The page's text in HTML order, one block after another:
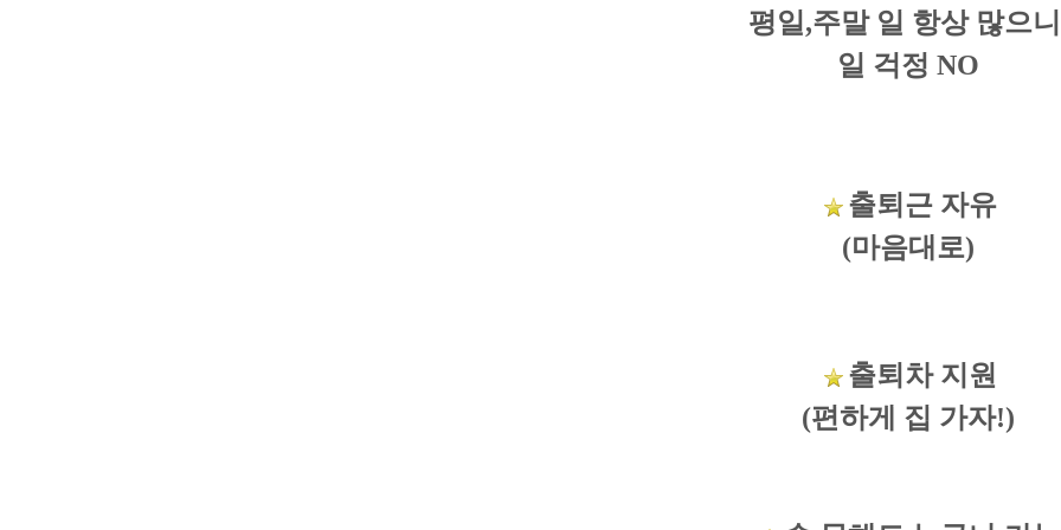
평일,주말 일 항상 많으
일 걱정 NO
출퇴근 자유
(마음대로)
출퇴차 지원
(편하게 집 가자!)